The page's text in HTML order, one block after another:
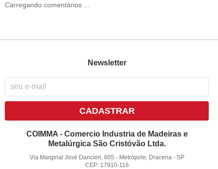
Carregando comentários ...
Newsletter
CADASTRAR
COIMMA - Comercio Industria de Madeiras e
Metalúrgica São Cristóvão Ltda.
Via Marginal José Dancieri, 605 - Metrópole, Dracena - SP
CEP: 17910-116